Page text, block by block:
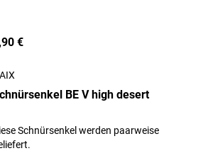
€
BE V high desert
Schnürsenkel werden paarweise